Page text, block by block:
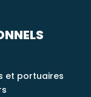
et portuaires